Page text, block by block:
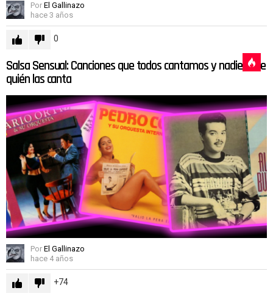
Por El Gallinazo
hace 3 años
0
Salsa Sensual: Canciones que todos cantamos y nadie sabe
quién las canta
Por El Gallinazo
hace 4 años
74